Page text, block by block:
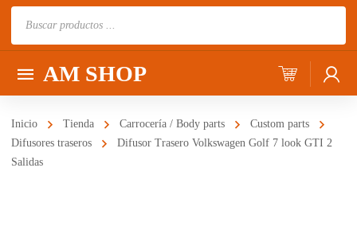
AM SHOP
Inicio Tienda Carrocería / Body parts
Custom parts
Difusores traseros
Difusor Trasero Volkswagen Golf 7 look GTI 2
Salidas